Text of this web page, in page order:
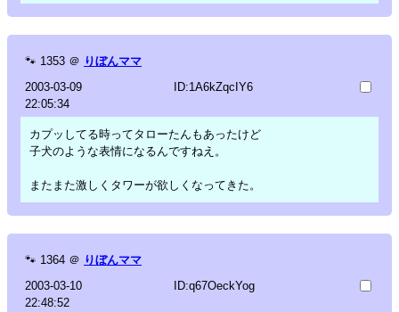
🐾 1353 ＠ りぼんママ
2003-03-09
22:05:34
ID:1A6kZqcIY6
カプッしてる時ってタローたんもあったけど
子犬のような表情になるんですねえ。
またまた激しくタワーが欲しくなってきた。
🐾 1364 ＠ りぼんママ
2003-03-10
22:48:52
ID:q67OeckYog